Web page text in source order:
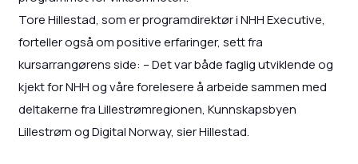
Tore Hillestad, som er programdirektør i NHH Executive,
forteller også om positive erfaringer, sett fra
kursarrangørens side: – Det var både faglig utviklende og
kjekt for NHH og våre forelesere å arbeide sammen med
deltakerne fra Lillestrømregionen, Kunnskapsbyen
Lillestrøm og Digital Norway, sier Hillestad.